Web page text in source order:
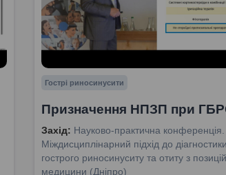
Гострі риносинусити
Призначення НПЗП при
Захід: Науково-практична конференція.
Міждисциплінарний підхід до
гострого риносинуситу та отиту з
медицини (Дніпро)